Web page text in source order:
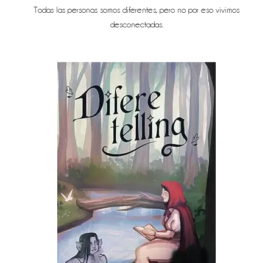
Todas las personas somos diferentes, pero no por eso vivimos
desconectadas.